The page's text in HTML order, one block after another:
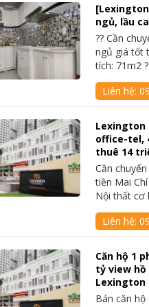
ngủ, lầu
?? Cần
ngủ giá tốt
tích: 71m2
Liên hệ:
Lexington
office-tel,
thuê 14
Cần
tiền Mai
Nội thất cơ
Liên hệ:
Căn hộ 1
tỷ view
Lexington
Bán căn